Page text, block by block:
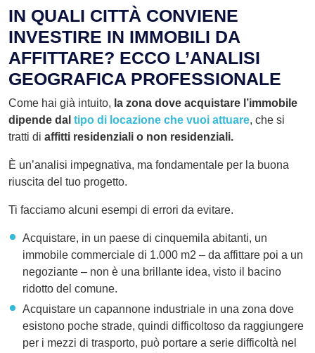
IN QUALI CITTÀ CONVIENE
INVESTIRE IN IMMOBILI DA
AFFITTARE? ECCO L’ANALISI
GEOGRAFICA PROFESSIONALE
Come hai già intuito, la zona dove acquistare l’immobile
dipende dal tipo di locazione che vuoi attuare, che si
tratti di affitti residenziali o non residenziali.
È un’analisi impegnativa, ma fondamentale per la buona
riuscita del tuo progetto.
Ti facciamo alcuni esempi di errori da evitare.
Acquistare, in un paese di cinquemila abitanti, un
immobile commerciale di 1.000 m2 – da affittare poi a un
negoziante – non è una brillante idea, visto il bacino
ridotto del comune.
Acquistare un capannone industriale in una zona dove
esistono poche strade, quindi difficoltoso da raggiungere
per i mezzi di trasporto, può portare a serie difficoltà nel